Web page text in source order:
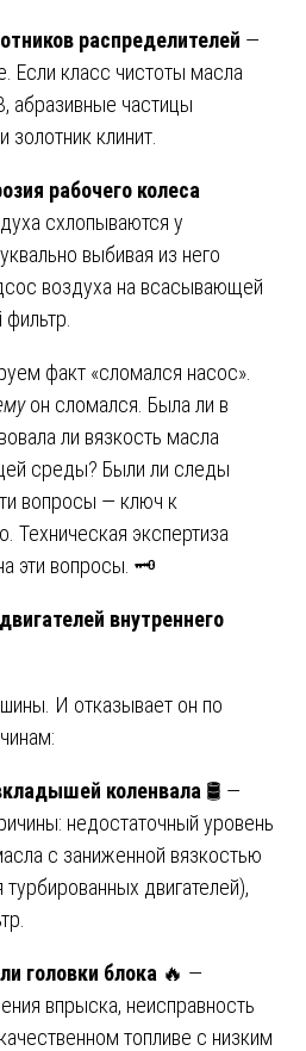
распределителей —
Если класс чистоты масла
абразивные частицы
клинит.
рабочего колеса
схлопываются у
выбивая из него
воздуха на всасывающей
факт «сломался насос».
он сломался. Была ли в
ли вязкость масла
среды? Были ли следы
вопросы — ключ к
Техническая экспертиза
эти вопросы. 🗝️
внутреннего
И отказывает он по
коленвала 🛢️ —
недостаточный уровень
с заниженной вязкостью
двигателей),
головки блока 🔥 —
впрыска, неисправность
топливе с низким